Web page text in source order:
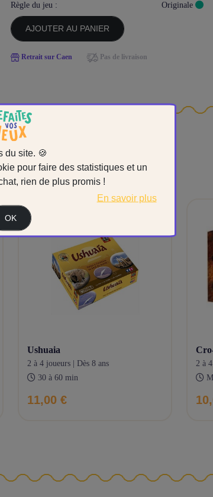
du site. 🍪
pour faire des statistiques et un
rien de plus promis !
En savoir plus
OK
Règle du jeu :
Originale
AJOUTER AU PANIER
Retrait sur Caen Pas de livraison
ushuaia
2 à 4 joueurs | Dès 8 ans
30 à 60 min
11,00 €
2 à